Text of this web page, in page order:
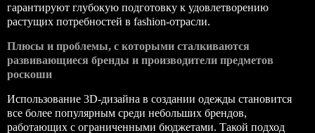
гарантируют глубокую подготовку к удовлетворению
растущих потребностей в fashion-отрасли.
Плюсы и проблемы, с которыми сталкиваются
развивающиеся бренды и производители предметов
роскоши
Использование 3D-дизайна в создании одежды становится
все более популярным среди небольших брендов,
работающих с ограниченными бюджетами. Такой подход